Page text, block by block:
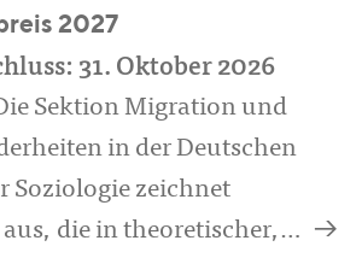
2027
31. Oktober 2026
Sektion Migration und
in der Deutschen
Soziologie zeichnet
die in theoretischer,…
a